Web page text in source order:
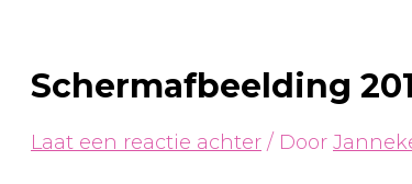
Schermafbeelding
Laat een reactie achter / Door